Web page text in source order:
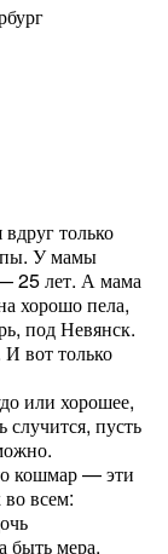
вдруг только
У мамы
25 лет. А мама
хорошо пела,
под Невянск.
вот только
или хорошее,
случится, пусть
кошмар — эти
всем:
быть мера.